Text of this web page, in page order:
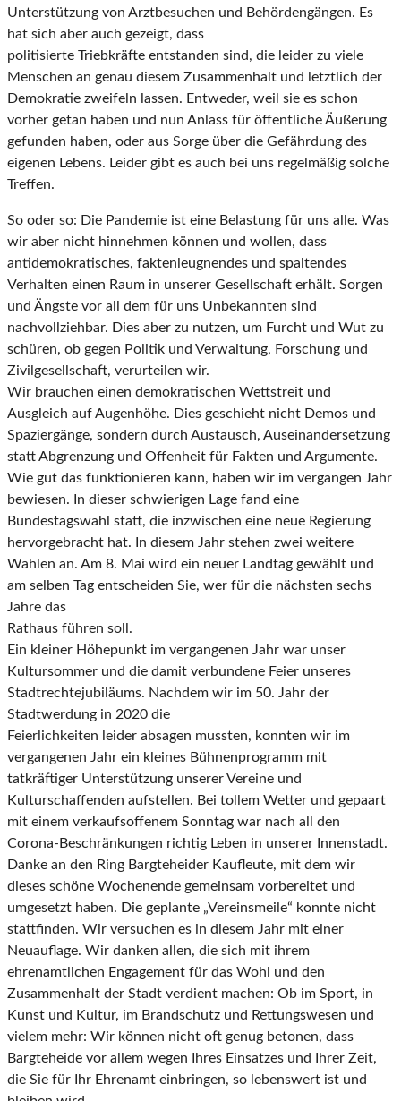
Unterstützung von Arztbesuchen und Behördengängen. Es
hat sich aber auch gezeigt, dass
politisierte Triebkräfte entstanden sind, die leider zu viele
Menschen an genau diesem Zusammenhalt und letztlich der
Demokratie zweifeln lassen. Entweder, weil sie es schon
vorher getan haben und nun Anlass für öffentliche Äußerung
gefunden haben, oder aus Sorge über die Gefährdung des
eigenen Lebens. Leider gibt es auch bei uns regelmäßig solche
Treffen.
So oder so: Die Pandemie ist eine Belastung für uns alle. Was
wir aber nicht hinnehmen können und wollen, dass
antidemokratisches, faktenleugnendes und spaltendes
Verhalten einen Raum in unserer Gesellschaft erhält. Sorgen
und Ängste vor all dem für uns Unbekannten sind
nachvollziehbar. Dies aber zu nutzen, um Furcht und Wut zu
schüren, ob gegen Politik und Verwaltung, Forschung und
Zivilgesellschaft, verurteilen wir.
Wir brauchen einen demokratischen Wettstreit und
Ausgleich auf Augenhöhe. Dies geschieht nicht Demos und
Spaziergänge, sondern durch Austausch, Auseinandersetzung
statt Abgrenzung und Offenheit für Fakten und Argumente.
Wie gut das funktionieren kann, haben wir im vergangen Jahr
bewiesen. In dieser schwierigen Lage fand eine
Bundestagswahl statt, die inzwischen eine neue Regierung
hervorgebracht hat. In diesem Jahr stehen zwei weitere
Wahlen an. Am 8. Mai wird ein neuer Landtag gewählt und
am selben Tag entscheiden Sie, wer für die nächsten sechs
Jahre das
Rathaus führen soll.
Ein kleiner Höhepunkt im vergangenen Jahr war unser
Kultursommer und die damit verbundene Feier unseres
Stadtrechtejubiläums. Nachdem wir im 50. Jahr der
Stadtwerdung in 2020 die
Feierlichkeiten leider absagen mussten, konnten wir im
vergangenen Jahr ein kleines Bühnenprogramm mit
tatkräftiger Unterstützung unserer Vereine und
Kulturschaffenden aufstellen. Bei tollem Wetter und gepaart
mit einem verkaufsoffenem Sonntag war nach all den
Corona- Beschränkungen richtig Leben in unserer Innenstadt.
Danke an den Ring Bargteheider Kaufleute, mit dem wir
dieses schöne Wochenende gemeinsam vorbereitet und
umgesetzt haben. Die geplante „Vereinsmeile“ konnte nicht
stattfinden. Wir versuchen es in diesem Jahr mit einer
Neuauflage. Wir danken allen, die sich mit ihrem
ehrenamtlichen Engagement für das Wohl und den
Zusammenhalt der Stadt verdient machen: Ob im Sport, in
Kunst und Kultur, im Brandschutz und Rettungswesen und
vielem mehr: Wir können nicht oft genug betonen, dass
Bargteheide vor allem wegen Ihres Einsatzes und Ihrer Zeit,
die Sie für Ihr Ehrenamt einbringen, so lebenswert ist und